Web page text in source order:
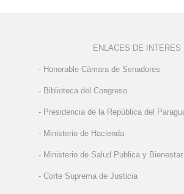
ENLACES DE INTERES
- Honorable Cámara de Senadores
- Biblioteca del Congreso
- Presidencia de la República del
- Ministerio de Hacienda
- Ministerio de Salud Publica y Bienestar
- Corte Suprema de Justicia